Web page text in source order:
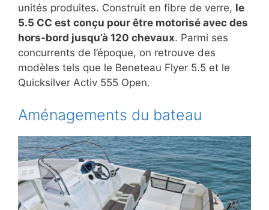
unités produites. Construit en fibre de verre, le
5.5 CC est conçu pour être motorisé avec des
hors-bord jusqu’à 120 chevaux. Parmi ses
concurrents de l’époque, on retrouve des
modèles tels que le Beneteau Flyer 5.5 et le
Quicksilver Activ 555 Open.
Aménagements du bateau